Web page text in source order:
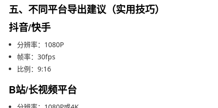
五、不同平台导出建议（实用技巧）
抖音/快手
分辨率：1080P
帧率：30fps
比例：9:16
B站/长视频平台